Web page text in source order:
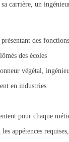
carrière, un
des fonctions
des écoles
végétal,
en industries
pour chaque
appétences requises,